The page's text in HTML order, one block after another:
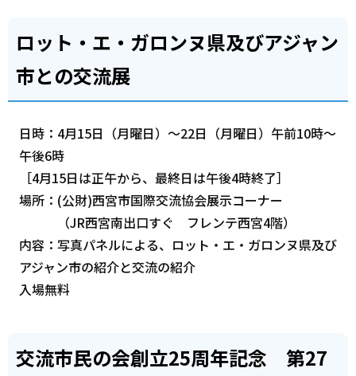
ロット・エ・ガロンヌ県及びアジャン
市との交流展
日時：4月15日（月曜日）～22日（月曜日）午前10時～
午後6時
［4月15日は正午から、最終日は午後4時終了］
場所：(公財)西宮市国際交流協会展示コーナー
（JR西宮南出口すぐ フレンテ西宮4階）
内容：写真パネルによる、ロット・エ・ガロンヌ県及び
アジャン市の紹介と交流の紹介
入場無料
交流市民の会創立25周年記念 第27